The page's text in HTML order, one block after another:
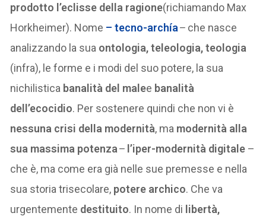
prodotto l’eclisse della ragione(richiamando Max
Horkheimer). Nome –tecno-archía– che nasce
analizzando la sua ontologia, teleologia, teologia
(infra), le forme e i modi del suo potere, la sua
nichilistica banalità del malee banalità
dell’ecocidio. Per sostenere quindi che non vi è
nessuna crisi della modernità, ma modernità alla
sua massima potenza– l’iper-modernità digitale –
che è, ma come era già nelle sue premesse e nella
sua storia trisecolare, potere archico. Che va
urgentemente destituito. In nome di libertà,